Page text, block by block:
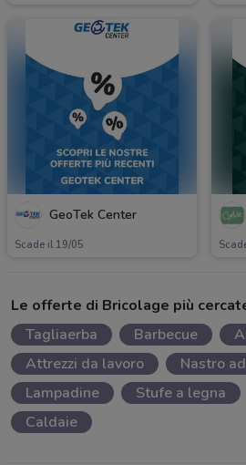
GeoTek Center
Scade il 19/05
Le offerte di Bricolage più
Tagliaerba
Barbecue
Attrezzi da lavoro
Nastro
Lampadine
Stufe a legna
Caldaie